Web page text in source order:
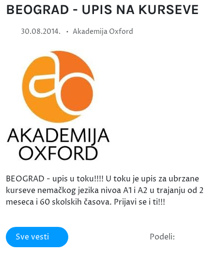
BEOGRAD - UPIS NA KURSEVE
30.08.2014. • Akademija Oxford
BEOGRAD - upis u toku!!!! U toku je upis za ubrzane
kurseve nemačkog jezika nivoa A1 i A2 u trajanju od 2
meseca i 60 skolskih časova. Prijavi se i ti!!!
Sve vesti Podeli: